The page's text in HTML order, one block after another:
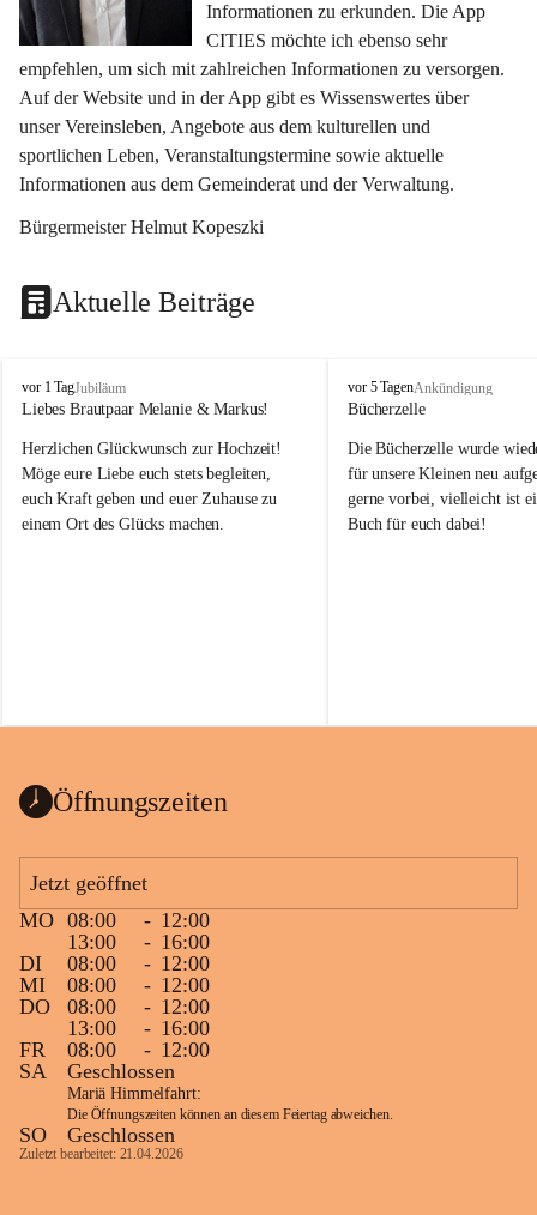
Informationen zu erkunden. Die App
CITIES möchte ich ebenso sehr
empfehlen, um sich mit zahlreichen Informationen zu versorgen.
Auf der Website und in der App gibt es Wissenswertes über
unser Vereinsleben, Angebote aus dem kulturellen und
sportlichen Leben, Veranstaltungstermine sowie aktuelle
Informationen aus dem Gemeinderat und der Verwaltung.
Bürgermeister Helmut Kopeszki
Aktuelle Beiträge
T
o
a
j
vor 1 TagJubiläum
Liebes Brautpaar Melanie & Markus!
Herzlichen Glückwunsch zur Hochzeit!
Möge eure Liebe euch stets begleiten,
euch Kraft geben und euer Zuhause zu
einem Ort des Glücks machen.
T
o
a
j
vor 5 TagenAnkündigung
Bücherzelle
Die Bücherzelle wurde
für unsere Kleinen neu
gerne vorbei, vielleicht ist
Buch für euch dabei!
Wanduhr (!) benutzt und
Öffnungszeiten
Jetzt geöffnet
MO 08:00 - 12:00
13:00
- 16:00
DI
08:00 - 12:00
MI
08:00 - 12:00
DO
08:00 - 12:00
13:00
- 16:00
FR
08:00 - 12:00
SA
Geschlossen
Mariä Himmelfahrt:
Die Öffnungszeiten können an diesem Feiertag abweichen.
SO Geschlossen
Zuletzt bearbeitet: 21.04.2026